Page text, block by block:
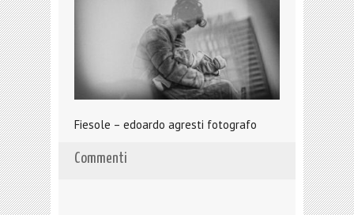
Fiesole – edoardo agresti fotografo
Commenti